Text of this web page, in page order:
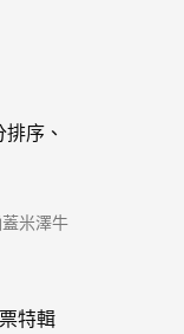
序、
米澤牛
特輯